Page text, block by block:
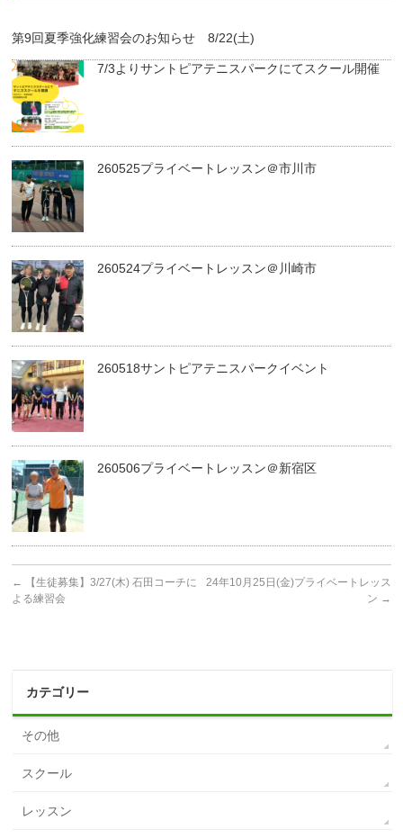
第9回夏季強化練習会のお知らせ 8/22(土)
7/3よりサントピアテニスパークにてスクール開催
260525プライベートレッスン＠市川市
260524プライベートレッスン＠川崎市
260518サントピアテニスパークイベント
260506プライベートレッスン＠新宿区
←
【生徒募集】3/27(木) 石田コーチに
よる練習会
24年10月25日(金)プライベートレッス
ン →
カテゴリー
その他
スクール
レッスン